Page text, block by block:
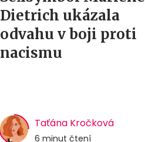
Dietrich ukázala
odvahu v boji proti
nacismu
Taťána Kročková
6 minut čtení